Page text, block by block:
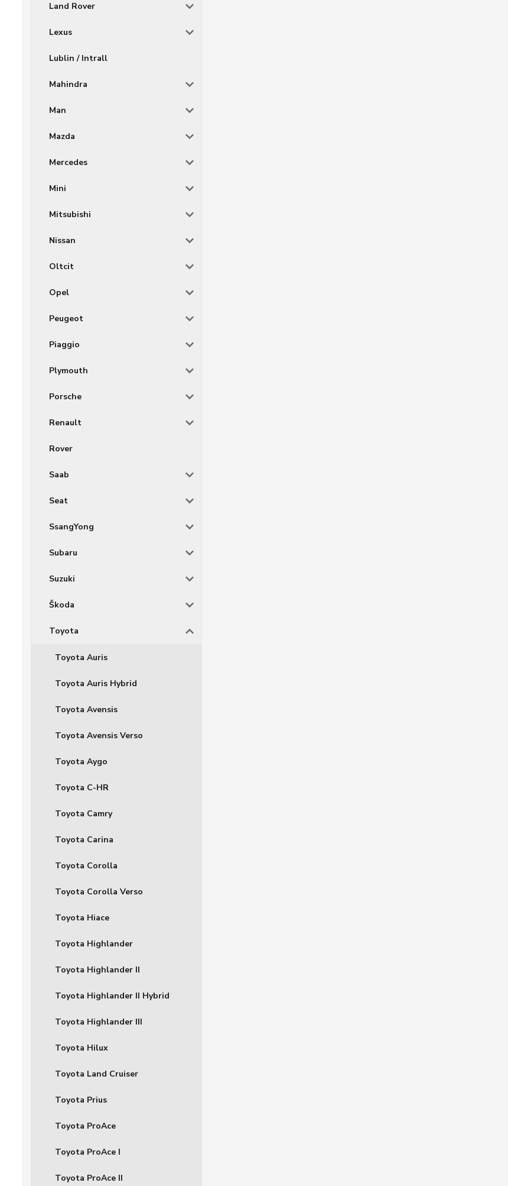
Land Rover
Lexus
Lublin / Intrall
Mahindra
Man
Mazda
Mercedes
Mini
Mitsubishi
Nissan
Oltcit
Opel
Peugeot
Piaggio
Plymouth
Porsche
Renault
Rover
Saab
Seat
SsangYong
Subaru
Suzuki
Škoda
Toyota
Toyota Auris
Toyota Auris Hybrid
Toyota Avensis
Toyota Avensis Verso
Toyota Aygo
Toyota C-HR
Toyota Camry
Toyota Carina
Toyota Corolla
Toyota Corolla Verso
Toyota Hiace
Toyota Highlander
Toyota Highlander II
Toyota Highlander II Hybrid
Toyota Highlander III
Toyota Hilux
Toyota Land Cruiser
Toyota Prius
Toyota ProAce
Toyota ProAce I
Toyota ProAce II